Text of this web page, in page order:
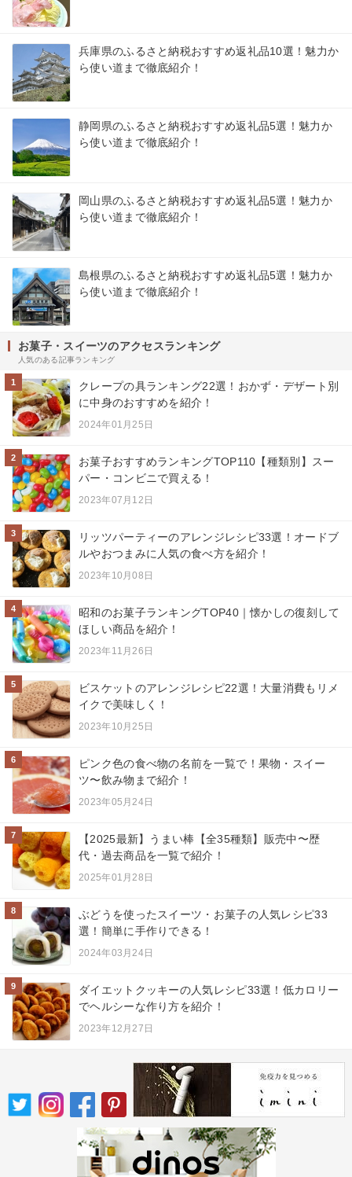
兵庫県のふるさと納税おすすめ返礼品10選！魅力か
ら使い道まで徹底紹介！
静岡県のふるさと納税おすすめ返礼品5選！魅力か
ら使い道まで徹底紹介！
岡山県のふるさと納税おすすめ返礼品5選！魅力か
ら使い道まで徹底紹介！
島根県のふるさと納税おすすめ返礼品5選！魅力か
ら使い道まで徹底紹介！
お菓子・スイーツのアクセスランキング
人気のある記事ランキング
1
クレープの具ランキング22選！おかず・デザート別
に中身のおすすめを紹介！
2024年01月25日
2
お菓子おすすめランキングTOP110【種類別】スー
パー・コンビニで買える！
2023年07月12日
3
リッツパーティーのアレンジレシピ33選！オードブ
ルやおつまみに人気の食べ方を紹介！
2023年10月08日
4
昭和のお菓子ランキングTOP40｜懐かしの復刻して
ほしい商品を紹介！
2023年11月26日
5
ビスケットのアレンジレシピ22選！大量消費もリメ
イクで美味しく！
2023年10月25日
6
ピンク色の食べ物の名前を一覧で！果物・スイー
ツ〜飲み物まで紹介！
2023年05月24日
7
【2025最新】うまい棒【全35種類】販売中〜歴
代・過去商品を一覧で紹介！
2025年01月28日
8
ぶどうを使ったスイーツ・お菓子の人気レシピ33
選！簡単に手作りできる！
2024年03月24日
9
ダイエットクッキーの人気レシピ33選！低カロリー
でヘルシーな作り方を紹介！
2023年12月27日